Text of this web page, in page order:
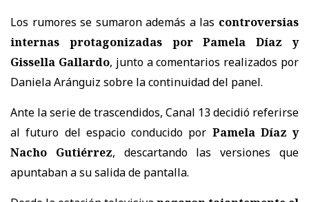
Los rumores se sumaron además a las controversias
internas protagonizadas por Pamela Díaz y
Gissella Gallardo, junto a comentarios realizados por
Daniela Aránguiz sobre la continuidad del panel.
Ante la serie de trascendidos, Canal 13 decidió referirse
al futuro del espacio conducido por Pamela Díaz y
Nacho Gutiérrez, descartando las versiones que
apuntaban a su salida de pantalla.